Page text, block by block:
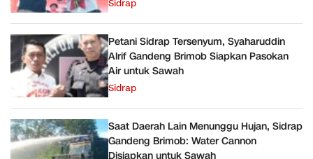
Sidrap
Petani Sidrap Tersenyum, Syaharuddin
Alrif Gandeng Brimob Siapkan Pasokan
Air untuk Sawah
Sidrap
Saat Daerah Lain Menunggu Hujan, Sidrap
Gandeng Brimob: Water Cannon
Disiapkan untuk Sawah